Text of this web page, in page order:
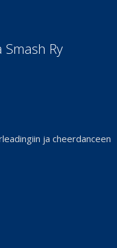
Ry
ja cheerdanceen